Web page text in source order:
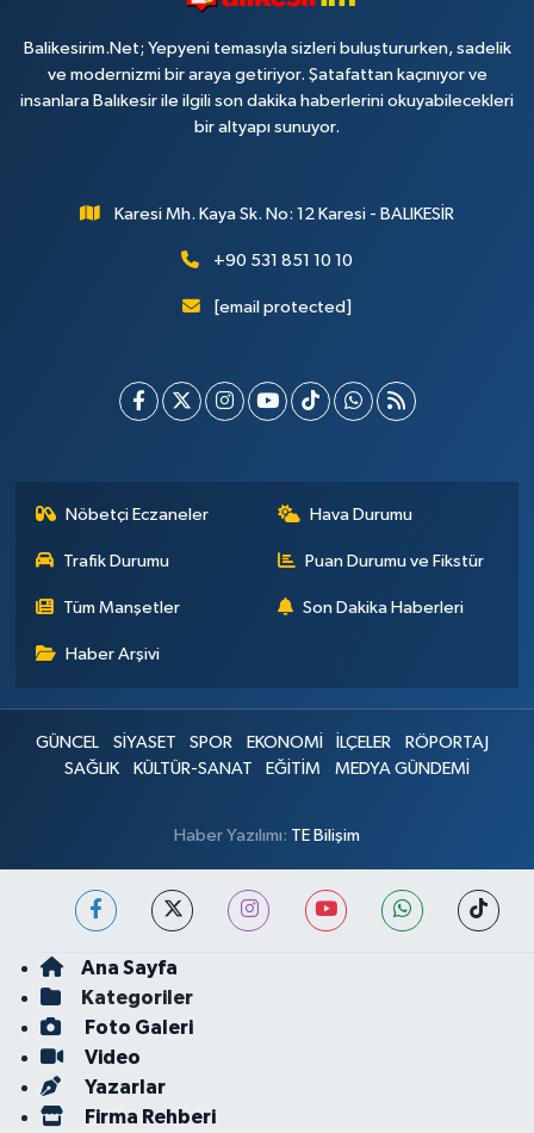
Balikesirim.Net; Yepyeni temasıyla sizleri buluştururken, sadelik
ve modernizmi bir araya getiriyor. Şatafattan kaçınıyor ve
insanlara Balıkesir ile ilgili son dakika haberlerini okuyabilecekleri
bir altyapı sunuyor.
Karesi Mh. Kaya Sk. No: 12 Karesi - BALIKESİR
+90 531 851 10 10
[email protected]
Nöbetçi Eczaneler Hava Durumu
Trafik Durumu Puan Durumu ve Fikstür
Tüm Manşetler Son Dakika Haberleri
Haber Arşivi
GÜNCEL SİYASET SPOR EKONOMİ İLÇELER
RÖPORTAJ
SAĞLIK
KÜLTÜR-SANAT EĞİTİM MEDYA GÜNDEMİ
Haber Yazılımı: TE Bilişim
Ana Sayfa
Kategoriler
Foto Galeri
Video
Yazarlar
Firma Rehberi